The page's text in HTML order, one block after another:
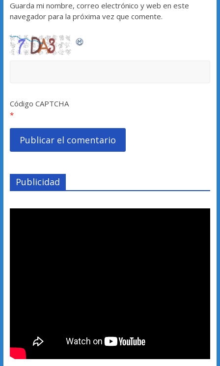
Guarda mi nombre, correo electrónico y web en este
navegador para la próxima vez que comente.
Código CAPTCHA
*
Publicidad